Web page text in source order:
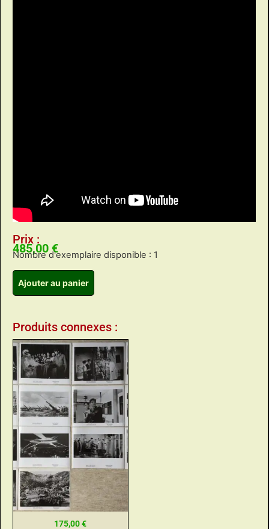
Prix :
485,00 €
Nombre d'exemplaire disponible : 1
Ajouter au panier
Produits connexes :
175,00€